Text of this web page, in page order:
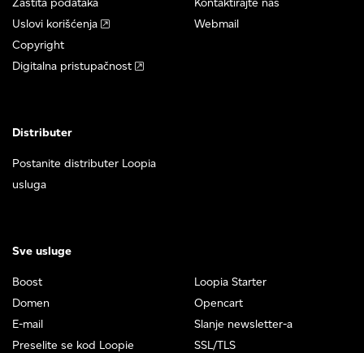
Zaštita podataka
Uslovi korišćenja
Copyright
Digitalna pristupačnost
Kontaktirajte nas
Webmail
Distributer
Postanite distributer Loopia
usluga
Sve usluge
Boost
Domen
E-mail
Preselite se kod Loopie
Loopia Starter
Opencart
Slanje newsletter-a
SSL/TLS